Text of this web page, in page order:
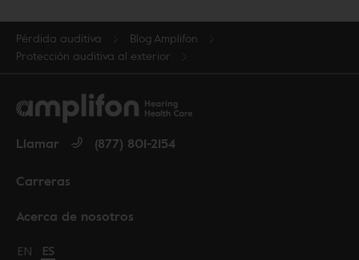
Pérdida auditiva
Blog Amplifon
Protección auditiva al exterior
Acerca de nosotros
Carreras
Llamar (877) 801-2154
Change language to English
EN Cambiar idioma a español
ES